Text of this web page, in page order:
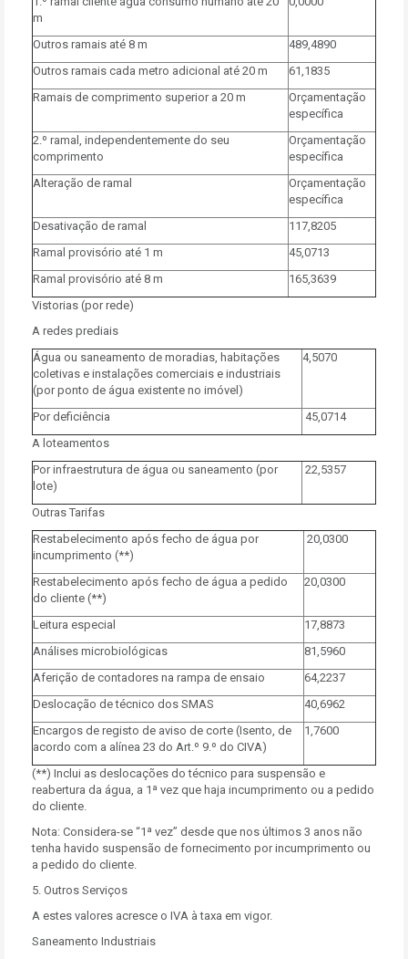
m
Outros ramais até 8 m
489,4890
Outros ramais cada metro adicional até 20 m
61,1835
Ramais de comprimento superior a 20 m
Orçamentação
específica
2.º ramal, independentemente do seu
comprimento
Orçamentação
específica
Alteração de ramal
Orçamentação
específica
Desativação de ramal
117,8205
Ramal provisório até 1 m
45,0713
Ramal provisório até 8 m
165,3639
Vistorias (por rede)
A redes prediais
Água ou saneamento de moradias, habitações
coletivas e instalações comerciais e industriais
(por ponto de água existente no imóvel)
4,5070
Por deficiência
45,0714
A loteamentos
Por infraestrutura de água ou saneamento (por
lote)
22,5357
Outras Tarifas
Restabelecimento após fecho de água por
incumprimento (**)
20,0300
Restabelecimento após fecho de água a pedido
do cliente (**)
20,0300
Leitura especial
17,8873
Análises microbiológicas
81,5960
Aferição de contadores na rampa de ensaio
64,2237
Deslocação de técnico dos SMAS
40,6962
Encargos de registo de aviso de corte (Isento, de
acordo com a alínea 23 do Art.º 9.º do CIVA)
1,7600
(**) Inclui as deslocações do técnico para suspensão e
reabertura da água, a 1ª vez que haja incumprimento ou a pedido
do cliente.
Nota: Considera-se “1ª vez” desde que nos últimos 3 anos não
tenha havido suspensão de fornecimento por incumprimento ou
a pedido do cliente.
5. Outros Serviços
A estes valores acresce o IVA à taxa em vigor.
Saneamento Industriais